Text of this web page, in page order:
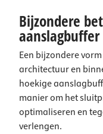
Bijzondere
aanslagbuffer
Een bijzondere
architectuur en
hoekige
manier om het
optimaliseren en
verlengen.